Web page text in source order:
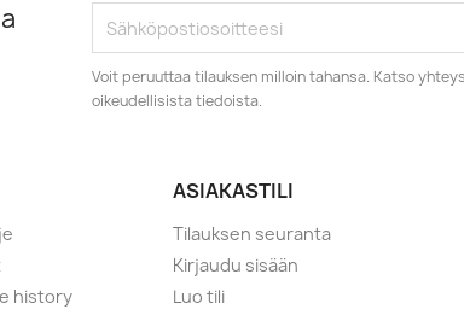
Voit peruuttaa tilauksen milloin tahansa. Katso
oikeudellisista tiedoista.
history
ASIAKASTILI
Tilauksen seuranta
Kirjaudu sisään
Luo tili